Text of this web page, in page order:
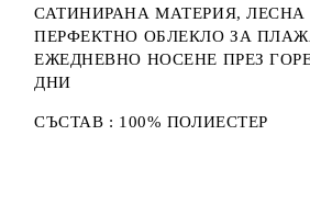
САТИНИРАНА МАТЕРИЯ,
ПЕРФЕКТНО ОБЛЕКЛО ЗА
ЕЖЕДНЕВНО НОСЕНЕ ПРЕЗ
ДНИ
СЪСТАВ : 100% ПОЛИЕСТЕР